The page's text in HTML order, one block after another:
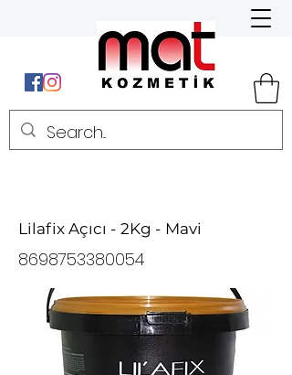
Lilafix Açıcı - 2Kg - Mavi
8698753380054